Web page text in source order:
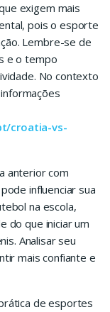
exigem mais
pois o esporte
Lembre-se de
e o tempo
No contexto
croatia-vs-
anterior com
influenciar sua
na escola,
do que iniciar um
Analisar seu
mais confiante e
de esportes